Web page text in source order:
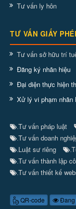
Tư vấn ly hôn
TƯ VẤN GIẤY
Tư vấn sở hữu trí
Đăng ký nhãn hiệu
Đại diện thực hiện
Xử lý vi phạm nhãn
Tư vấn pháp luật
Tư vấn doanh
Luật sư riêng
Tư vấn thành lập
Tư vấn thiết kế
QR-code Đang